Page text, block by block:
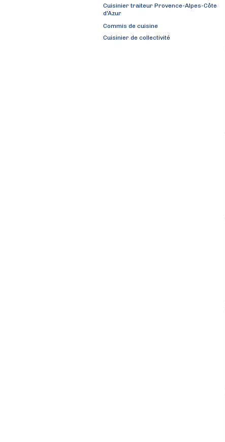
Cuisinier traiteur Provence-Alpes-Côte
d'Azur
Commis de cuisine
Cuisinier de collectivité